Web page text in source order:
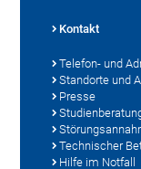
Kontakt
Telefon- und
Standorte und
Presse
Technischer
Hilfe im Notfall